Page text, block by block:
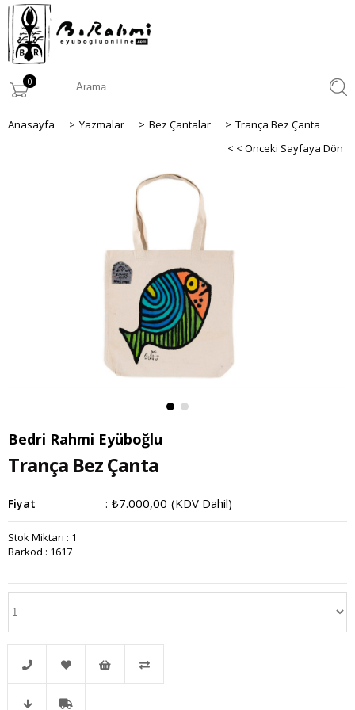
0
Anasayfa > Yazmalar > Bez Çantalar > Trança Bez Çanta
< < Önceki Sayfaya Dön
Bedri Rahmi Eyüboğlu
Trança Bez Çanta
Fiyat : ₺7.000,00 (KDV Dahil)
Stok Miktarı : 1
Barkod : 1617
Telefonla Favorilere